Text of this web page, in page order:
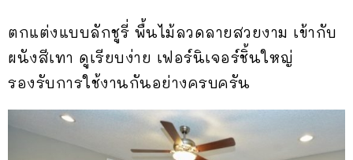
ตกแต่งแบบลักชูรี่ พื้นไม้ลวดลายสวยงาม เข้ากับ
ผนังสีเทา ดูเรียบง่าย เฟอร์นิเจอร์ชิ้นใหญ่
รองรับการใช้งานกันอย่างครบครัน